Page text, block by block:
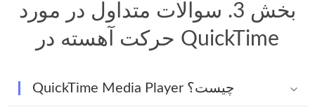
بخش 3. سوالات متداول در مورد
حرکت آهسته در QuickTime
QuickTime Media Player چیست؟